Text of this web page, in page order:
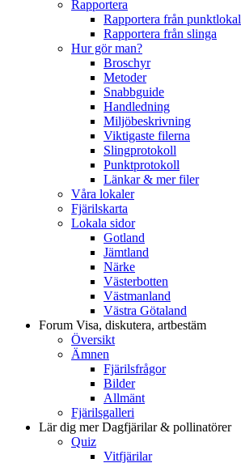
Rapportera
Rapportera från punktlokal
Rapportera från slinga
Hur gör man?
Broschyr
Metoder
Snabbguide
Handledning
Miljöbeskrivning
Viktigaste filerna
Slingprotokoll
Punktprotokoll
Länkar & mer filer
Våra lokaler
Fjärilskarta
Lokala sidor
Gotland
Jämtland
Närke
Västerbotten
Västmanland
Västra Götaland
Forum Visa, diskutera, artbestäm
Översikt
Ämnen
Fjärilsfrågor
Bilder
Allmänt
Fjärilsgalleri
Lär dig merDagfjärilar & pollinatörer
Quiz
Vitfjärilar